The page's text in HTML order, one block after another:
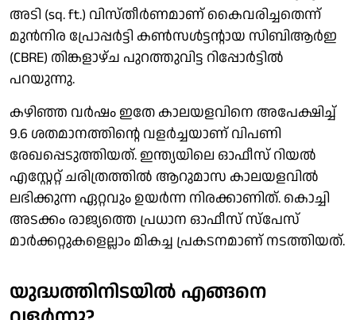
അടി (sq. ft.) വിസ്തീര്‍ണമാണ് കൈവരിച്ചതെന്ന്
മുന്‍നിര പ്രോപ്പര്‍ട്ടി കണ്‍സള്‍ട്ടന്റായ സിബിആര്‍ഇ
(CBRE) തിങ്കളാഴ്ച പുറത്തുവിട്ട റിപ്പോര്‍ട്ടില്‍
പറയുന്നു.
കഴിഞ്ഞ വര്‍ഷം ഇതേ കാലയളവിനെ അപേക്ഷിച്ച്
9.6 ശതമാനത്തിന്റെ വളര്‍ച്ചയാണ് വിപണി
രേഖപ്പെടുത്തിയത്. ഇന്ത്യയിലെ ഓഫീസ് റിയല്‍
എസ്റ്റേറ്റ് ചരിത്രത്തില്‍ ആറുമാസ കാലയളവില്‍
ലഭിക്കുന്ന ഏറ്റവും ഉയര്‍ന്ന നിരക്കാണിത്. കൊച്ചി
അടക്കം രാജ്യത്തെ പ്രധാന ഓഫീസ് സ്‌പേസ്
മാര്‍ക്കറ്റുകളെല്ലാം മികച്ച പ്രകടനമാണ് നടത്തിയത്.
യുദ്ധത്തിനിടയില്‍ എങ്ങനെ